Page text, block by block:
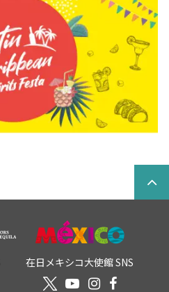
在日メキシコ大使館 SNS